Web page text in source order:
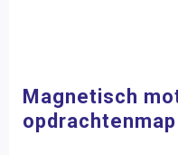
Magnetisch
opdrachtenmap